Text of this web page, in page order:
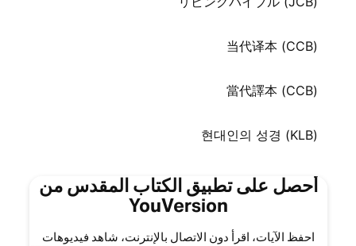
当代译本 (CCB)
當代譯本 (CCB)
현대인의 성경 (KLB)
أحصل على تطبيق الكتاب المقدس من
YouVersion
احفظ الآيات، اقرأ دون الاتصال بالإنترنت، شاهد فيديوهات